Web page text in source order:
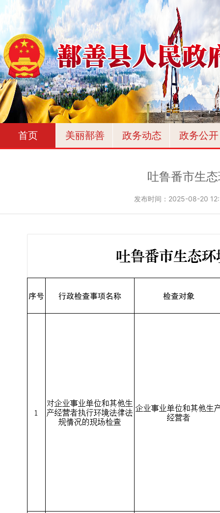
首页 美丽鄯善 政务动态 政务公开
吐鲁番市生
发布时间： 2025-08-20